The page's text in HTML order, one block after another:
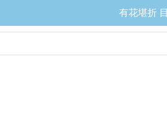
有花堪折